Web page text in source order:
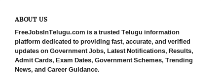
ABOUT US
FreeJobsInTelugu.com is a trusted Telugu information
platform dedicated to providing fast, accurate, and verified
updates on Government Jobs, Latest Notifications, Results,
Admit Cards, Exam Dates, Government Schemes, Trending
News, and Career Guidance.